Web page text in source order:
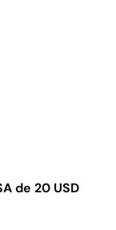
de 20 USD